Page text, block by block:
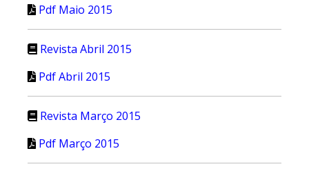
Pdf Maio 2015
Revista Abril 2015
Pdf Abril 2015
Revista Março 2015
Pdf Março 2015